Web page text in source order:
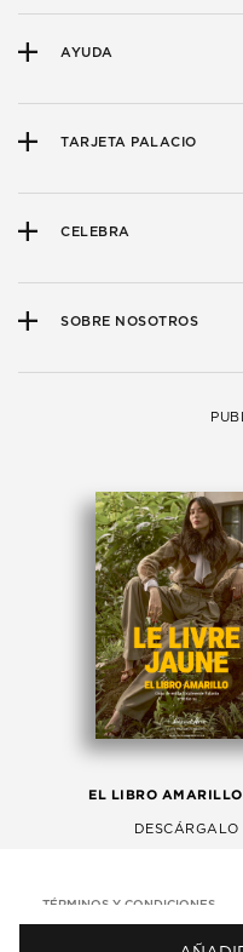
AYUDA
TARJETA PALACIO
CELEBRA
SOBRE NOSOTROS
EL LIBRO
DESCÁRGALO
TÉRMINOS Y CONDICIONES